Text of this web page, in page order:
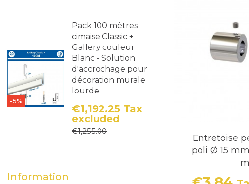
-5%
Pack 100 mètres
cimaise Classic +
Gallery couleur
Blanc - Solution
d'accrochage pour
décoration murale
lourde
Price
€1,192.25 Tax
excluded
Regular price
€1,255.00
Information
Entretoise
poli Ø 15